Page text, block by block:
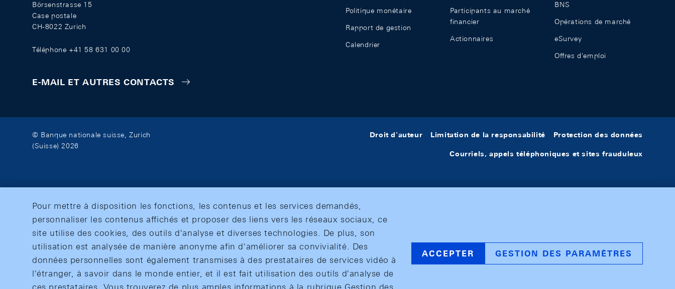
Börsenstrasse 15
Case postale
CH-8022 Zurich
Téléphone +41 58 631 00 00
E-MAIL ET AUTRES CONTACTS
Politique monétaire
Rapport de gestion
Calendrier
Participants au marché
financier
Actionnaires
BNS
Opérations de marché
eSurvey
Offres d'emploi
© Banque nationale suisse, Zurich
(Suisse) 2026
Droit d'auteur Limitation de la responsabilité Protection des données
Courriels, appels téléphoniques et sites frauduleux
Pour mettre à disposition les fonctions, les contenus et les services demandés,
personnaliser les contenus affichés et proposer des liens vers les réseaux sociaux, ce
site utilise des cookies, des outils d'analyse et diverses technologies. De plus, son
utilisation est analysée de manière anonyme afin d'améliorer sa convivialité. Des
données personnelles sont également transmises à des prestataires de services vidéo à
l'étranger, à savoir dans le monde entier, et il est fait utilisation des outils d'analyse de
ACCEPTER GESTION DES PARAMÈTRES